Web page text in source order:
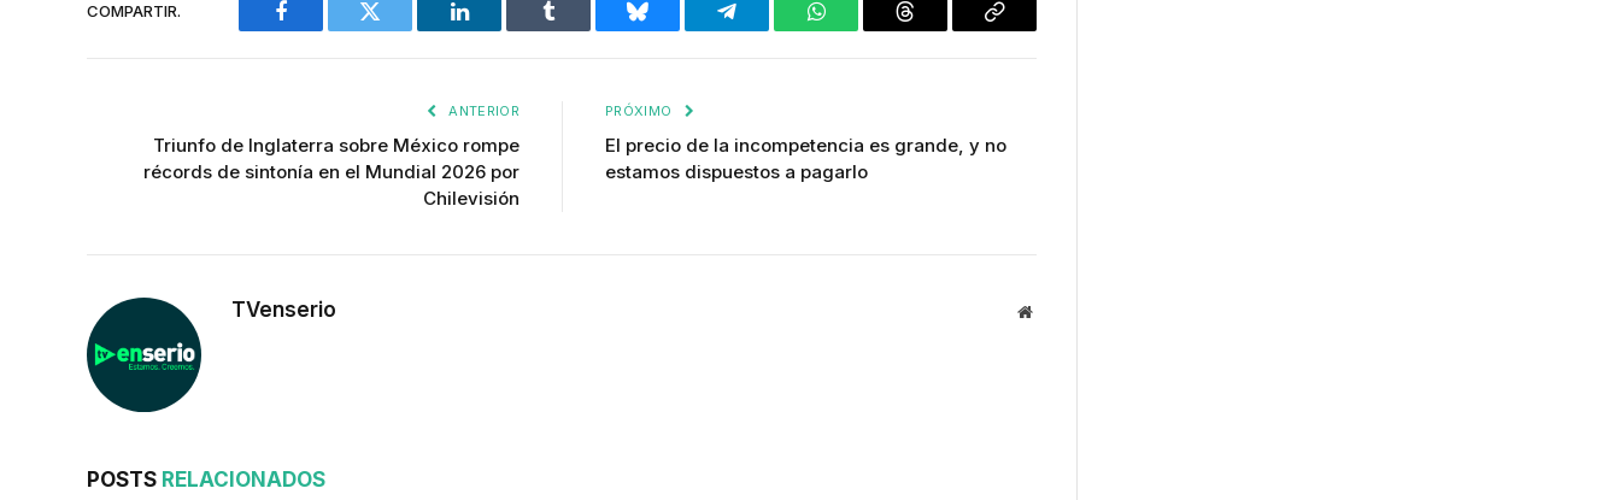
COMPARTIR.
Facebook Twitter LinkedIn Tumblr Bluesky Telegram WhatsAppThreads
Copiar
ANTERIOR
Triunfo de Inglaterra sobre México rompe
récords de sintonía en el Mundial 2026 por
Chilevisión
PRÓXIMO
El precio de la incompetencia es grande, y no
estamos dispuestos a pagarlo
TVenserio Website
POSTS RELACIONADOS